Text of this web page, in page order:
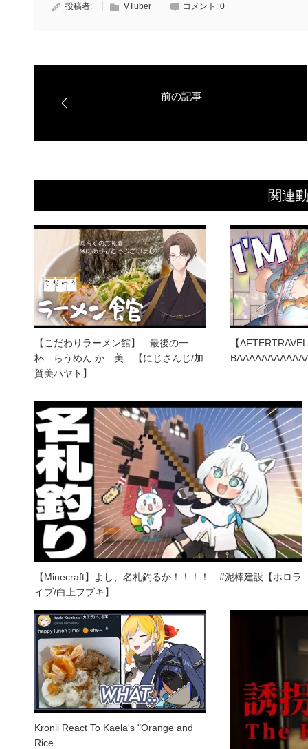
投稿者: VTuber コメント: 0
関連
【こだわりラーメン館】 最後の一
杯 らうめん かゞ美 【にじさんじ/加
賀美ハヤト】
【
【Minecraft】よし、名札釣るか！！！！ #泥棒建設【ホロラ
イブ/白上フブキ】
Kronii React To Kaela's "Orange and
Rice…